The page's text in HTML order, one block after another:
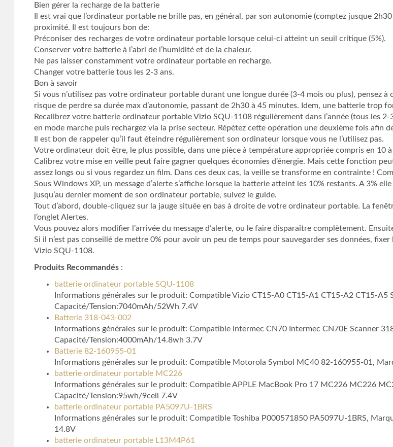
Bien gérer la recharge de la batterie
Il est vrai que l’ordinateur portable ne brille pas, en général, par son autonomie (comptez jusque
proximité. Il est toujours bon de:
Préconiser des recharges de votre ordinateur portable lorsque celui-ci atteint un seuil critique (5%).
Conserver votre batterie à l’abri de l’humidité et de la chaleur.
Ne pas laisser constamment votre ordinateur portable en recharge.
Changer votre batterie tous les 2-3 ans.
Bon à savoir
Si vous n’utilisez pas votre ordinateur portable durant une longue durée (3-4 mois ou plus), pensez
risque de perdre sa durée max d’autonomie, passant de 2h30 à 45 minutes. Idem, une batterie trop
Recalibrez votre batterie ordinateur portable Vizio SQU-1108 régulièrement dans l’année (tous les
en mode marche puis rechargez via la prise secteur. Répétez cette opération une deuxième fois afin
Il est bon de rappeler qu’il faut éteindre régulièrement son ordinateur lorsque vous ne l’utilisez pas.
Votre ordinateur doit être, le plus possible, dans une pièce à température appropriée compris en 10 à
Calibrez votre mise en veille peut faire gagner quelques économies d’énergie. Mais cette fonction
assez longs ou si vous regardez un film. Dans ces deux cas, la veille se transforme en contrainte !
Sous Windows XP, un message d’alerte s’affiche lorsque la batterie atteint les 10% restants. A 3%
jusqu’au dernier moment de son ordinateur portable, suivez le guide.
Tout d’abord, double-cliquez sur la jauge située en bas à droite de votre ordinateur portable. La
l’onglet Alertes.
Vous pouvez alors modifier l’arrivée du message d’alerte, ou le faire disparaître complètement.
Si il n’est pas conseillé de mettre 0% pour avoir un peu de temps pour sauvegarder ses données,
Vizio SQU-1108.
Produits Recommandés:
batterie ordinateur portable SQU-1108
Informations générales sur le produit: Compatible Vizio CT15-A0 CT15-A1 CT15-A2 CT15-A5
Capacité/Tension:7040mAh/52Wh 7.4V
Batterie 318-043-002
Informations générales sur le produit: Compatible Intermec CN70 Intermec CN70E Scanner
Capacité/Tension:4000mAh/14.8wh 3.7V
Batterie 82-160955-01
Informations générales sur le produit: Compatible Motorola Symbol MC40 82-160955-01,
batterie ordinateur portable MC226
Informations générales sur le produit: Compatible APPLE MacBook Pro 17 MC226 MC226
Capacité/Tension:95wh/9cell 7.4V
batterie ordinateur portable PA5097U-1BRS
Informations générales sur le produit: Compatible Toshiba P000571850 PA5097U-1BRS,
14.8V
batterie ordinateur portable L13M4P61